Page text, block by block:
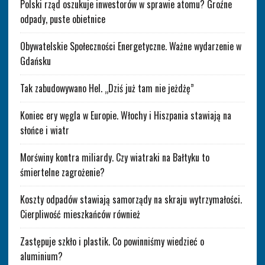
Polski rząd oszukuje inwestorów w sprawie atomu? Groźne
odpady, puste obietnice
Obywatelskie Społeczności Energetyczne. Ważne wydarzenie w
Gdańsku
Tak zabudowywano Hel. „Dziś już tam nie jeżdżę”
Koniec ery węgla w Europie. Włochy i Hiszpania stawiają na
słońce i wiatr
Morświny kontra miliardy. Czy wiatraki na Bałtyku to
śmiertelne zagrożenie?
Koszty odpadów stawiają samorządy na skraju wytrzymałości.
Cierpliwość mieszkańców również
Zastępuje szkło i plastik. Co powinniśmy wiedzieć o
aluminium?